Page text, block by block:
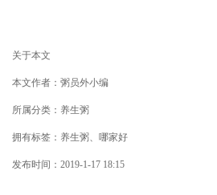
关于本文
本文作者：粥员外小编
所属分类：养生粥
拥有标签：养生粥、哪家好
发布时间：2019-1-17 18:15